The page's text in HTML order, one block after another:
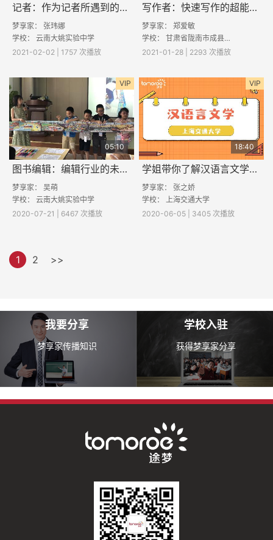
记者：作为记者所遇到的真实事件
梦享家： 张玮娜
学校： 云南大姚实验中学
2021-02-02 | 1757 次播放
写作者：快速写作的超能力是如何养成的
梦享家： 郑爱敏
学校： 甘肃省陇南市成县黄陈镇黄陈中心学校
2021-01-28 | 2293 次播放
VIP
05:10
图书编辑：编辑行业的未来发展和现状是怎么样的
梦享家： 吴萌
学校： 云南大姚实验中学
2020-07-21 | 6467 次播放
VIP
18:40
学姐带你了解汉语言文学专业
梦享家： 张之娇
学校： 上海交通大学
2020-06-05 | 3405 次播放
1 2 >>
我要分享
梦享家传播知识
学校入驻
获得梦享家分享